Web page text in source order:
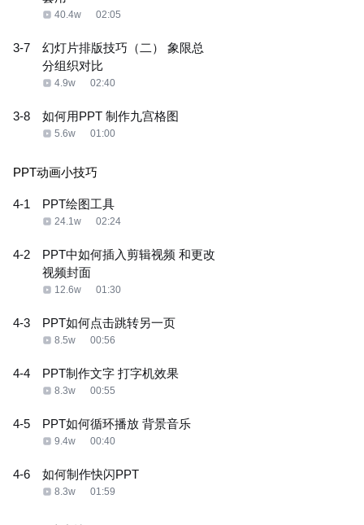
40.4w 02:05
3-7
幻灯片排版技巧（二） 象限总
分组织对比
4.9w 02:40
3-8 如何用PPT 制作九宫格图
5.6w 01:00
PPT动画小技巧
4-1 PPT绘图工具
24.1w 02:24
4-2
PPT中如何插入剪辑视频 和更改
视频封面
12.6w 01:30
4-3 PPT如何点击跳转另一页
8.5w 00:56
4-4 PPT制作文字 打字机效果
8.3w 00:55
4-5 PPT如何循环播放 背景音乐
9.4w 00:40
4-6 如何制作快闪PPT
8.3w 01:59